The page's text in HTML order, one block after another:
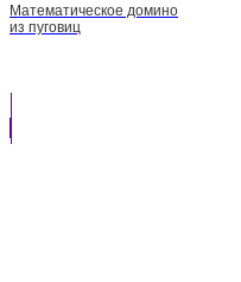
Математическое домино
из пуговиц